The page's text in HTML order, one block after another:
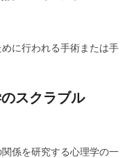
に行われる手術または手
スクラブル
係を研究する心理学の一